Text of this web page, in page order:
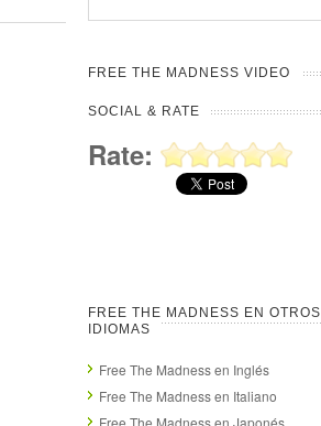
FREE THE MADNESS VIDEO
SOCIAL & RATE
Rate:
FREE THE MADNESS EN OTROS
IDIOMAS
Free The Madness en Inglés
Free The Madness en Italiano